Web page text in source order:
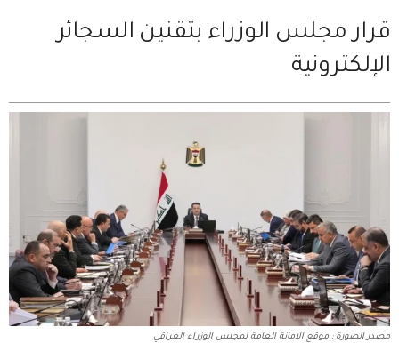
قرار مجلس الوزراء بتقنين السجائر
الإلكترونية
مصدر الصورة : موقع الامانة العامة لمجلس الوزراء العراقي